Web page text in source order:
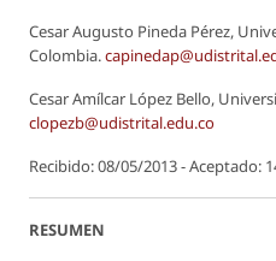
Cesar Augusto Pineda Pérez,
Colombia.
Cesar Amílcar López Bello,
clopezb@udistrital.edu.co
Recibido: 08/05/2013 - Aceptado:
RESUMEN